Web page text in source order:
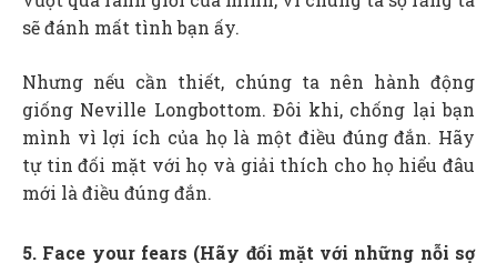
sẽ đánh mất tình bạn ấy.
Nhưng nếu cần thiết, chúng ta nên hành động
giống Neville Longbottom. Đôi khi, chống lại bạn
mình vì lợi ích của họ là một điều đúng đắn. Hãy
tự tin đối mặt với họ và giải thích cho họ hiểu đâu
mới là điều đúng đắn.
5. Face your fears (Hãy đối mặt với những nỗi sợ